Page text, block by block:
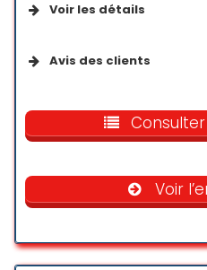
Voir les détails
Parking accessible
Parking sur place
Avis des clients
et dévoués
tout est
Le cadre
Voir